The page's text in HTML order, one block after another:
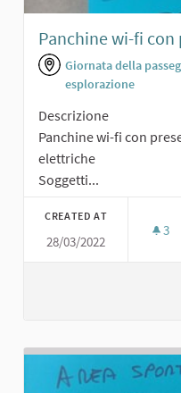
Panchine wi-fi con
Giornata della
esplorazione
Descrizione
Panchine wi-fi con
elettriche
Soggetti...
CREATED AT
28/03/2022
3